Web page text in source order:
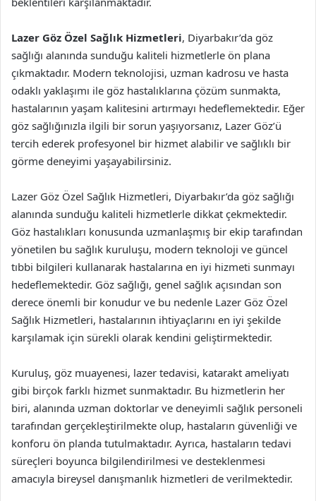
Lazer Göz Özel Sağlık Hizmetleri, Diyarbakır’da göz
sağlığı alanında sunduğu kaliteli hizmetlerle ön plana
çıkmaktadır. Modern teknolojisi, uzman kadrosu ve hasta
odaklı yaklaşımı ile göz hastalıklarına çözüm sunmakta,
hastalarının yaşam kalitesini artırmayı hedeflemektedir. Eğer
göz sağlığınızla ilgili bir sorun yaşıyorsanız, Lazer Göz’ü
tercih ederek profesyonel bir hizmet alabilir ve sağlıklı bir
görme deneyimi yaşayabilirsiniz.
Lazer Göz Özel Sağlık Hizmetleri, Diyarbakır’da göz sağlığı
alanında sunduğu kaliteli hizmetlerle dikkat çekmektedir.
Göz hastalıkları konusunda uzmanlaşmış bir ekip tarafından
yönetilen bu sağlık kuruluşu, modern teknoloji ve güncel
tıbbi bilgileri kullanarak hastalarına en iyi hizmeti sunmayı
hedeflemektedir. Göz sağlığı, genel sağlık açısından son
derece önemli bir konudur ve bu nedenle Lazer Göz Özel
Sağlık Hizmetleri, hastalarının ihtiyaçlarını en iyi şekilde
karşılamak için sürekli olarak kendini geliştirmektedir.
Kuruluş, göz muayenesi, lazer tedavisi, katarakt ameliyatı
gibi birçok farklı hizmet sunmaktadır. Bu hizmetlerin her
biri, alanında uzman doktorlar ve deneyimli sağlık personeli
tarafından gerçekleştirilmekte olup, hastaların güvenliği ve
konforu ön planda tutulmaktadır. Ayrıca, hastaların tedavi
süreçleri boyunca bilgilendirilmesi ve desteklenmesi
amacıyla bireysel danışmanlık hizmetleri de verilmektedir.